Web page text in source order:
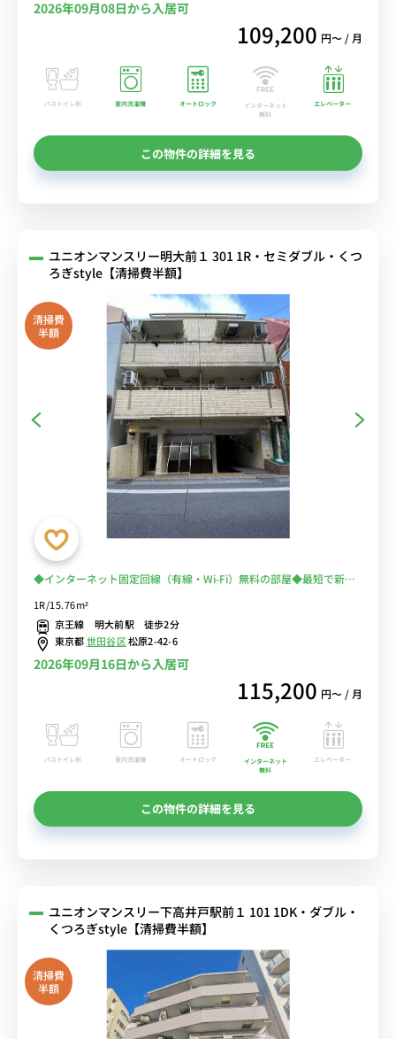
2026年09月08日から入居可
109,200 円〜 / 月
バストイレ別 室内洗濯機 オートロック
インターネット
無料
エレベーター
この物件の詳細を見る
ユニオンマンスリー明大前１ 301 1R・セミダブル・くつ
ろぎstyle【清掃費半額】
清掃費
半額
◆インターネット固定回線（有線・Wi-Fi）無料の部屋◆最短で新宿
できる♪
1R/15.76m²
京王線 明大前駅 徒歩2分
東京都世田谷区松原2-42-6
2026年09月16日から入居可
115,200 円〜 / 月
バストイレ別 室内洗濯機 オートロック
インターネット
無料
エレベーター
この物件の詳細を見る
ユニオンマンスリー下高井戸駅前１ 101 1DK・ダブル・
くつろぎstyle【清掃費半額】
清掃費
半額